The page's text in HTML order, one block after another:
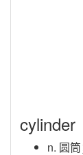
cylinder
n. 圆